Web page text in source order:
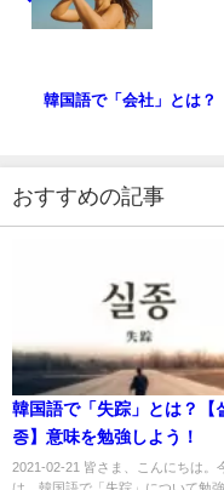
韓国語で「会社」とは？
おすすめの記事
韓国語で「失踪」とは？【
종】意味を勉強しよう！
2021-02-21 皆さま、こんにちは。